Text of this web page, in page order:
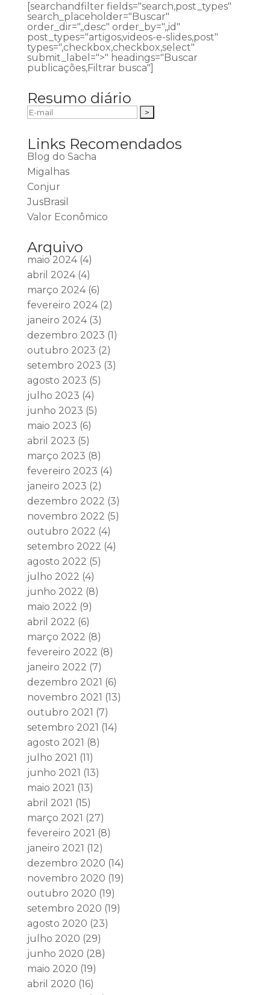
[searchandfilter fields="search,post_types"
search_placeholder="Buscar"
order_dir=",,desc" order_by=",,id"
post_types="artigos,videos-e-slides,post"
types=",checkbox,checkbox,select"
submit_label=">" headings="Buscar
publicações,Filtrar busca"]
Resumo diário
Links Recomendados
Blog do Sacha
Migalhas
Conjur
JusBrasil
Valor Econômico
Arquivo
maio 2024(4)
abril 2024(4)
março 2024(6)
fevereiro 2024(2)
janeiro 2024(3)
dezembro 2023 (1)
outubro 2023 (2)
setembro 2023 (3)
agosto 2023 (5)
julho 2023 (4)
junho 2023 (5)
maio 2023 (6)
abril 2023 (5)
março 2023 (8)
fevereiro 2023 (4)
janeiro 2023 (2)
dezembro 2022 (3)
novembro 2022 (5)
outubro 2022 (4)
setembro 2022 (4)
agosto 2022 (5)
julho 2022 (4)
junho 2022 (8)
maio 2022 (9)
abril 2022 (6)
março 2022 (8)
fevereiro 2022 (8)
janeiro 2022 (7)
dezembro 2021 (6)
novembro 2021 (13)
outubro 2021 (7)
setembro 2021 (14)
agosto 2021 (8)
julho 2021 (11)
junho 2021 (13)
maio 2021 (13)
abril 2021 (15)
março 2021 (27)
fevereiro 2021 (8)
janeiro 2021 (12)
dezembro 2020 (14)
novembro 2020 (19)
outubro 2020 (19)
setembro 2020 (19)
agosto 2020 (23)
julho 2020 (29)
junho 2020 (28)
maio 2020 (19)
abril 2020 (16)